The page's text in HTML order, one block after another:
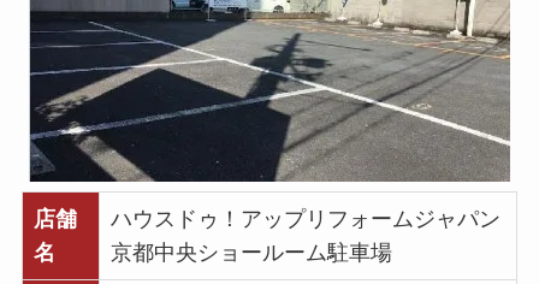
店舗
名
ハウスドゥ！アップリフォームジャパン
京都中央ショールーム駐車場